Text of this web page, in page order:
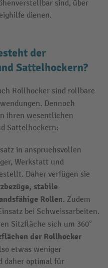
sind, über
dienen.
der
Sattelhockern?
Rollhocker sind rollbare
Dennoch
ihren wesentlichen
Sattelhockern:
in anspruchsvollen
Werkstatt und
Daher verfügen sie
stabile
Rollen. Zudem
bei Schweissarbeiten.
Sitzfläche sich um 360°
der Rollhocker
etwas weniger
daher optimal für